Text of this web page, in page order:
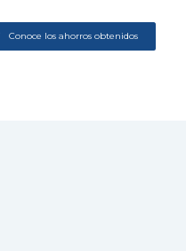
Conoce los ahorros obtenidos